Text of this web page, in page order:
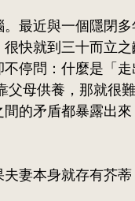
最近與一個隱閉
快就到三十而立
停問：什麼是「
母供養，那就很難
的矛盾都暴露出
妻本身就存有芥